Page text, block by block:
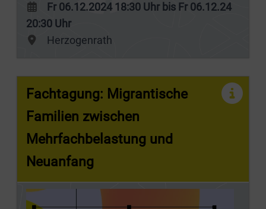
Fr 06.12.2024 18:30 Uhr bis Fr 06.12.24
20:30 Uhr
Herzogenrath
Fachtagung: Migrantische
Familien zwischen
Mehrfachbelastung und
Neuanfang